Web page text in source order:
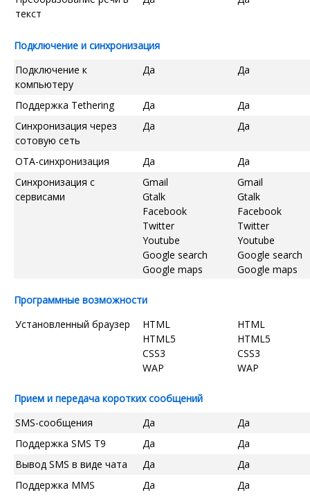
текст
Подключение и синхронизация
Подключение к
компьютеру
Да Да
Поддержка Tethering Да
Да
Синхронизация через
сотовую сеть
Да Да
OTA-синхронизация Да
Да
Синхронизация с
сервисами
Gmail
Gtalk
Facebook
Twitter
Youtube
Google search
Google maps
Gmail
Gtalk
Facebook
Twitter
Youtube
Google search
Google maps
Программные возможности
Установленный браузер
HTML
HTML5
CSS3
WAP
HTML
HTML5
CSS3
WAP
Прием и передача коротких сообщений
SMS-сообщения
Да
Да
Поддержка SMS T9
Да
Да
Вывод SMS в виде чата
Да
Да
Поддержка MMS
Да Да